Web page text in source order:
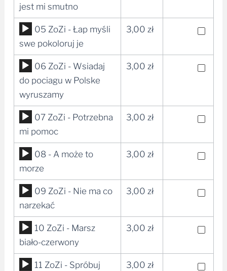
plików
dźwiękowych
jest mi smutno
Odtwarzacz
plików
dźwiękowych
05 ZoZi - Łap myśli
swe pokoloruj je
3,00 zł
Odtwarzacz
plików
dźwiękowych
06 ZoZi - Wsiadaj
do pociagu w Polske
wyruszamy
3,00 zł
Odtwarzacz
plików
dźwiękowych
07 ZoZi - Potrzebna
mi pomoc
3,00 zł
Odtwarzacz
plików
dźwiękowych
08 - A może to
morze
3,00 zł
Odtwarzacz
plików
dźwiękowych
09 ZoZi - Nie ma co
narzekać
3,00 zł
Odtwarzacz
plików
dźwiękowych
10 ZoZi - Marsz
biało-czerwony
3,00 zł
Odtwarzacz
11 ZoZi - Spróbuj
3,00 zł